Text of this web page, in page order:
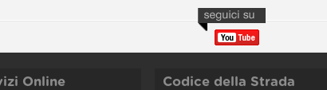
Online Codice della Strada